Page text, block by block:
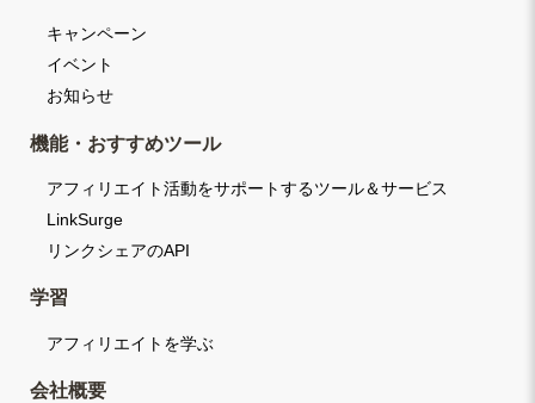
キャンペーン
イベント
お知らせ
機能・おすすめツール
アフィリエイト活動をサポートするツール＆サービス
LinkSurge
リンクシェアのAPI
学習
アフィリエイトを学ぶ
会社概要